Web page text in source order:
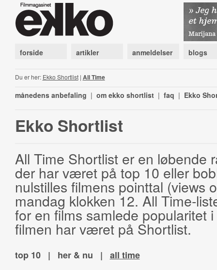
forside artikler anmeldelser blogs
Du er her: Ekko Shortlist| All Time
månedens anbefaling | om ekko shortlist | faq | Ekko
Ekko Shortlist
All Time Shortlist er en løbende
der har været på top 10 eller
nulstilles filmens pointtal (views
mandag klokken 12. All Time-
for en films samlede popularitet
filmen har været på Shortlist.
top 10 | her & nu | all time